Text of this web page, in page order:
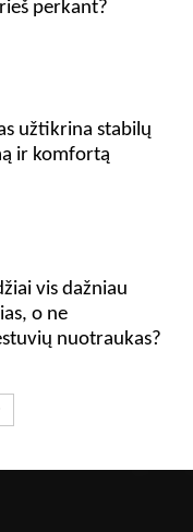
perkant?
užtikrina stabilų
ir komfortą
vis dažniau
o ne
nuotraukas?